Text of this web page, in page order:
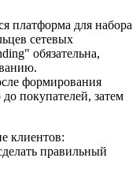
платформа для набора
сетевых
обязательна,
формирования
покупателей, затем
клиентов:
правильный